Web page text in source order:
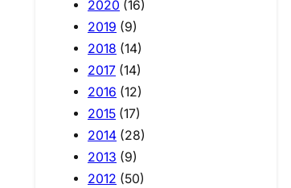
2020 (16)
2019 (9)
2018 (14)
2017 (14)
2016 (12)
2015 (17)
2014 (28)
2013 (9)
2012 (50)